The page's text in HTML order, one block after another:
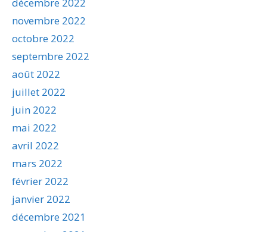
novembre 2022
octobre 2022
septembre 2022
août 2022
juillet 2022
juin 2022
mai 2022
avril 2022
mars 2022
février 2022
janvier 2022
décembre 2021